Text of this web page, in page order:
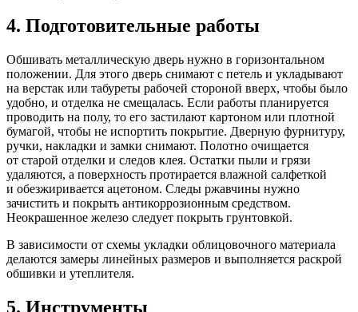
4. Подготовительные работы
Обшивать металлическую дверь нужно в горизонтальном
положении. Для этого дверь снимают с петель и укладывают
на верстак или табуреты рабочей стороной вверх, чтобы было
удобно, и отделка не смещалась. Если работы планируется
проводить на полу, то его застилают картоном или плотной
бумагой, чтобы не испортить покрытие. Дверную фурнитуру,
ручки, накладки и замки снимают. Полотно очищается
от старой отделки и следов клея. Остатки пыли и грязи
удаляются, а поверхность протирается влажной салфеткой
и обезжиривается ацетоном. Следы ржавчины нужно
зачистить и покрыть антикоррозионным средством.
Неокрашенное железо следует покрыть грунтовкой.
В зависимости от схемы укладки облицовочного материала
делаются замеры линейных размеров и выполняется раскрой
обшивки и утеплителя.
5. Инструменты